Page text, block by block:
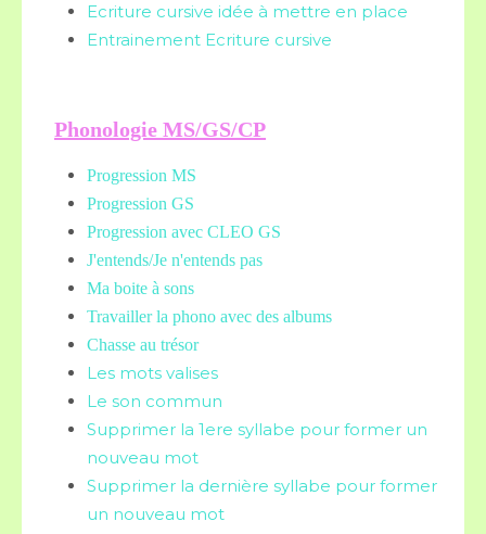
Ecriture cursive idée à mettre en place
Entrainement Ecriture cursive
Phonologie MS/GS/CP
Progression MS
Progression GS
Progression avec CLEO GS
J'entends/Je n'entends pas
Ma boite à sons
Travailler la phono avec des albums
Chasse au trésor
Les mots valises
Le son commun
Supprimer la 1ere syllabe pour former un
nouveau mot
Supprimer la dernière syllabe pour former
un nouveau mot